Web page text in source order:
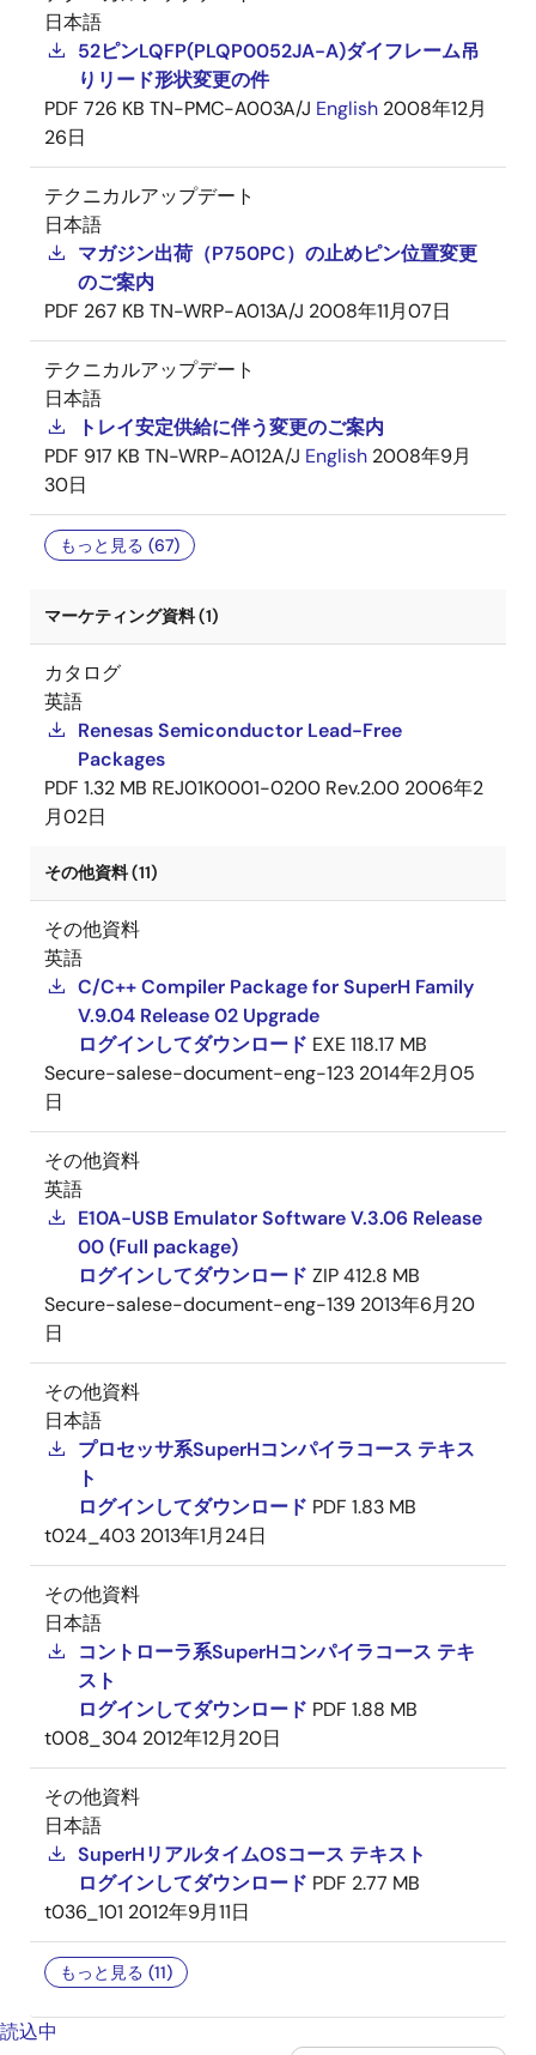
日本語
52ピンLQFP(PLQP0052JA-A)ダイフレーム吊
りリード形状変更の件
PDF 726 KB TN-PMC-A003A/J English 2008年12月
26日
テクニカルアップデート
日本語
マガジン出荷（P750PC）の止めピン位置変更
のご案内
PDF 267 KB TN-WRP-A013A/J 2008年11月07日
テクニカルアップデート
日本語
トレイ安定供給に伴う変更のご案内
PDF 917 KB TN-WRP-A012A/J English 2008年9月
30日
もっと見る (67)
マーケティング資料 (1)
カタログ
英語
Renesas Semiconductor Lead-Free
Packages
PDF 1.32 MB REJ01K0001-0200 Rev.2.00 2006年2
月02日
その他資料 (11)
その他資料
英語
C/C++ Compiler Package for SuperH Family
V.9.04 Release 02 Upgrade
ログインしてダウンロード EXE118.17 MB
Secure-salese-document-eng-123 2014年2月05
日
その他資料
英語
E10A-USB Emulator Software V.3.06 Release
00 (Full package)
ログインしてダウンロード ZIP412.8 MB
Secure-salese-document-eng-139 2013年6月20
日
その他資料
日本語
プロセッサ系SuperHコンパイラコース テキス
ト
ログインしてダウンロード PDF 1.83 MB
t024_403 2013年1月24日
その他資料
日本語
コントローラ系SuperHコンパイラコース テキ
スト
ログインしてダウンロード PDF 1.88 MB
t008_304 2012年12月20日
その他資料
日本語
SuperHリアルタイムOSコース テキスト
ログインしてダウンロード PDF 2.77 MB
t036_101 2012年9月11日
もっと見る (11)
読込中